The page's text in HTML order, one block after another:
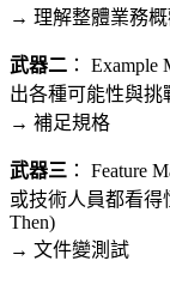
→ 理解整體業務概
武器二 ：
出各種可能性與挑
→ 補足規格
武器三 ： Feature
或技術人員都看得
Then)
→ 文件變測試